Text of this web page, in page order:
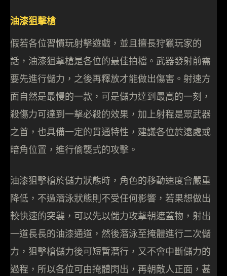
油漆狙擊槍
假若各位習慣玩射擊遊戲，並且擅長狩獵玩家的
話，油漆狙擊槍是各位的最佳拍檔。武器發射前需
要先進行儲力，之後再釋放才能做出傷害。射速方
面自然是最慢的一款，可是儲力達到最高的一刻，
殺傷力可達到一擊必殺的效果，加上射程是眾武器
之首，也具備一定的貫通特性，建議各位於遠處或
暗角位置，進行偷襲式的攻擊。
油漆狙擊槍於儲力狀態時，角色的移動速度會嚴重
降低，不過潛泳狀態則不受任何影響，若果想做出
較快速的突襲，可以先以儲力攻擊朝遮蓋物，射出
一道長長的油漆通道，然後潛泳至掩體進行二次儲
力，狙擊槍儲力後可短暫潛行，又不會中斷儲力的
過程，所以各位可由掩體閃出，再朝敵人正面，甚